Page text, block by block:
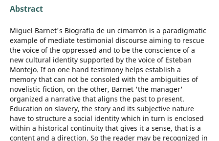
Abstract
Miguel Barnet's Biografía de un cimarrón is a paradigmatic
example of mediate testimonial discourse aiming to rescue
the voice of the oppressed and to be the conscience of a
new cultural identity supported by the voice of Esteban
Montejo. If on one hand testimony helps establish a
memory that can not be consoled with the ambiguities of
novelistic fiction, on the other, Barnet 'the manager'
organized a narrative that aligns the past to present.
Education on slavery, the story and its subjective nature
have to structure a social identity which in turn is enclosed
within a historical continuity that gives it a sense, that is a
content and a direction. So the reader may be recognized in